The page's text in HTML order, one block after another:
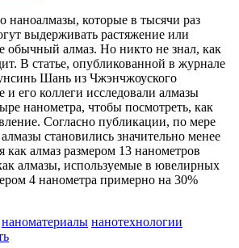
наноалмазы, которые в тысячи раз
выдерживать растяжение или
обычный алмаз. Но никто не знал, как
В статье, опубликованной в журнале
Шань из Чжэнчжоуского
и его коллеги исследовали алмазы
нанометра, чтобы посмотреть, как
Согласно публикации, по мере
становились значительно менее
алмаз размером 13 нанометров
алмазы, используемые в ювелирных
4 нанометра примерно на 30%
наноматериалы нанотехнологии